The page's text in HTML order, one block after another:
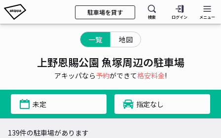
駐車場を貸す
検索 ログイン メニュー
一覧 地図
上野恩賜公園 魚塚周辺の駐車場
アキッパなら予約ができて格安料金!
未定 指定なし
139件の駐車場があります